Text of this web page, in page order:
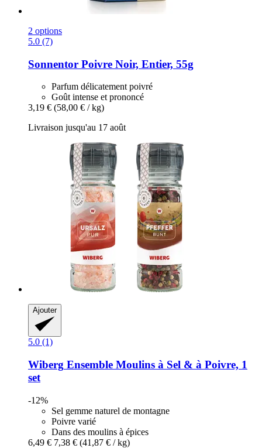
2 options
5.0 (7)
Sonnentor Poivre Noir, Entier, 55g
Parfum délicatement poivré
Goût intense et prononcé
3,19 € (58,00 € / kg)
Livraison jusqu'au 17 août
Ajouter
5.0 (1)
Wiberg Ensemble Moulins à Sel & à Poivre, 1
set
-12%
Sel gemme naturel de montagne
Poivre varié
Dans des moulins à épices
6,49 € 7,38 € (41,87 € / kg)